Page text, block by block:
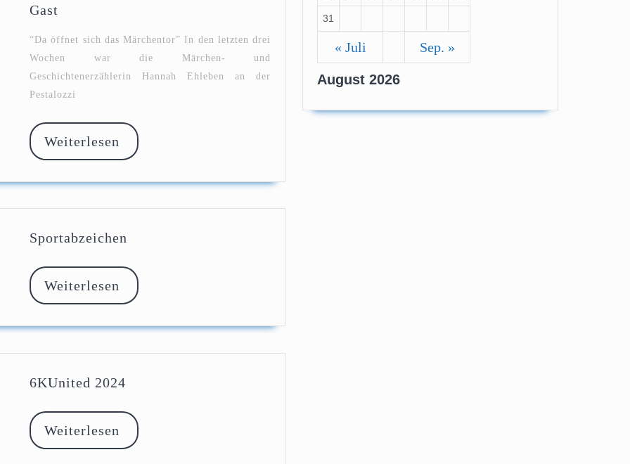
Gast
Ehleben
zu
Gast
“Da öffnet sich das Märchentor” In den letzten drei
Wochen war die Märchen- und
Geschichtenerzählerin Hannah Ehleben an der
Pestalozzi
Weiterlesen Weiterlesen
Sportabzeichen
Weiterlesen Weiterlesen
6KUnited 2024
Weiterlesen Weiterlesen
August 2026
31
« Juli Sep. »